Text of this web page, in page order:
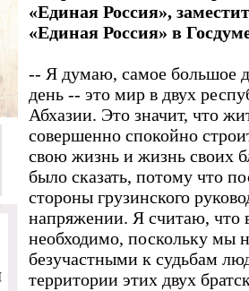
«Единая Россия»,
«Единая Россия» в
-- Я думаю, самое большое
день -- это мир в двух
Абхазии. Это значит, что
совершенно спокойно
свою жизнь и жизнь своих
было сказать, потому что
стороны грузинского
напряжении. Я считаю, что
необходимо, поскольку мы
безучастными к судьбам
территории этих двух